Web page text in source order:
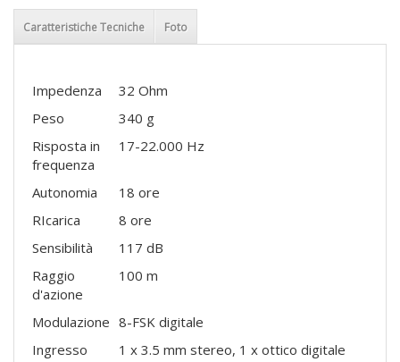
Caratteristiche Tecniche Foto
Impedenza
32 Ohm
Peso
340 g
Risposta in
frequenza
17-22.000 Hz
Autonomia
18 ore
RIcarica
8 ore
Sensibilità
117 dB
Raggio
d'azione
100 m
Modulazione 8-FSK digitale
Ingresso
1 x 3.5 mm stereo, 1 x ottico digitale